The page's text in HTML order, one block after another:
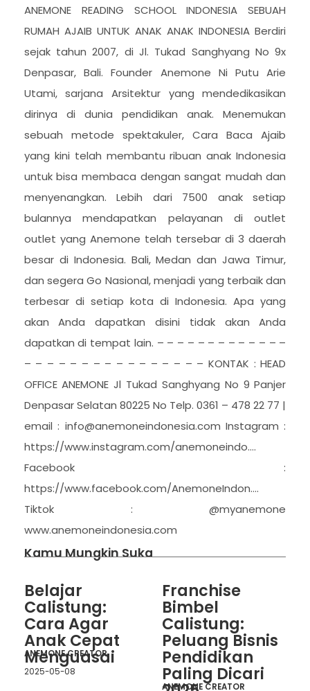
ANEMONE READING SCHOOL INDONESIA SEBUAH
RUMAH AJAIB UNTUK ANAK ANAK INDONESIA Berdiri
sejak tahun 2007, di Jl. Tukad Sanghyang No 9x
Denpasar, Bali. Founder Anemone Ni Putu Arie
Utami, sarjana Arsitektur yang mendedikasikan
dirinya di dunia pendidikan anak. Menemukan
sebuah metode spektakuler, Cara Baca Ajaib
yang kini telah membantu ribuan anak Indonesia
untuk bisa membaca dengan sangat mudah dan
menyenangkan. Lebih dari 7500 anak setiap
bulannya mendapatkan pelayanan di outlet
outlet yang Anemone telah tersebar di 3 daerah
besar di Indonesia. Bali, Medan dan Jawa Timur,
dan segera Go Nasional, menjadi yang terbaik dan
terbesar di setiap kota di Indonesia. Apa yang
akan Anda dapatkan disini tidak akan Anda
dapatkan di tempat lain. – – – – – – – – – – – – –
– – – – – – – – – – – – – – – – KONTAK : HEAD
OFFICE ANEMONE Jl Tukad Sanghyang No 9 Panjer
Denpasar Selatan 80225 No Telp. 0361 – 478 22 77 |
email : info@anemoneindonesia.com Instagram :
https://www.instagram.com/anemoneindo….
Facebook :
https://www.facebook.com/AnemoneIndon….
Tiktok : @myanemone
www.anemoneindonesia.com
Kamu Mungkin Suka
Belajar
Calistung:
Cara Agar
Anak Cepat
Menguasai
ANEMONE CREATOR
2025-05-08
Franchise
Bimbel
Calistung:
Peluang Bisnis
Pendidikan
Paling Dicari
ANEMONE CREATOR